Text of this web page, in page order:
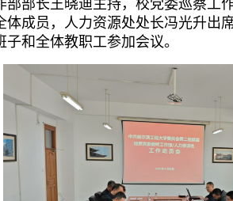
部部长王晓迪主持，校党委巡察工
体成员，人力资源处处长冯光升出
子和全体教职工参加会议。